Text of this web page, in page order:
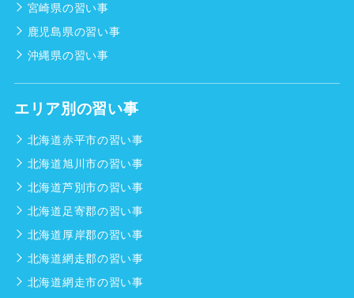
宮崎県の習い事
鹿児島県の習い事
沖縄県の習い事
エリア別の習い事
北海道赤平市の習い事
北海道旭川市の習い事
北海道芦別市の習い事
北海道足寄郡の習い事
北海道厚岸郡の習い事
北海道網走郡の習い事
北海道網走市の習い事